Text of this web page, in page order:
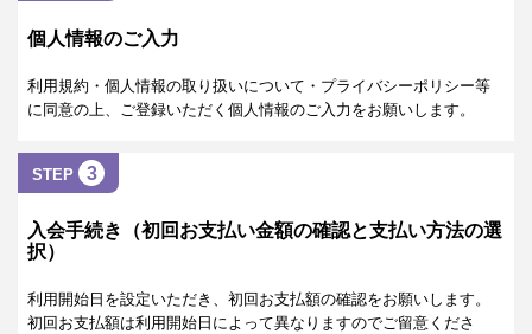
個人情報のご入力
利用規約・個人情報の取り扱いについて・プライバシーポリシー等
に同意の上、ご登録いただく個人情報のご入力をお願いします。
STEP 3
入会手続き（初回お支払い金額の確認と支払い方法の選
択）
利用開始日を設定いただき、初回お支払額の確認をお願いします。
初回お支払額は利用開始日によって異なりますのでご留意くださ